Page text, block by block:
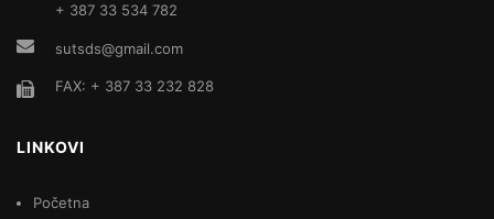
+ 387 33 534 782
sutsds@gmail.com
FAX: + 387 33 232 828
LINKOVI
Početna